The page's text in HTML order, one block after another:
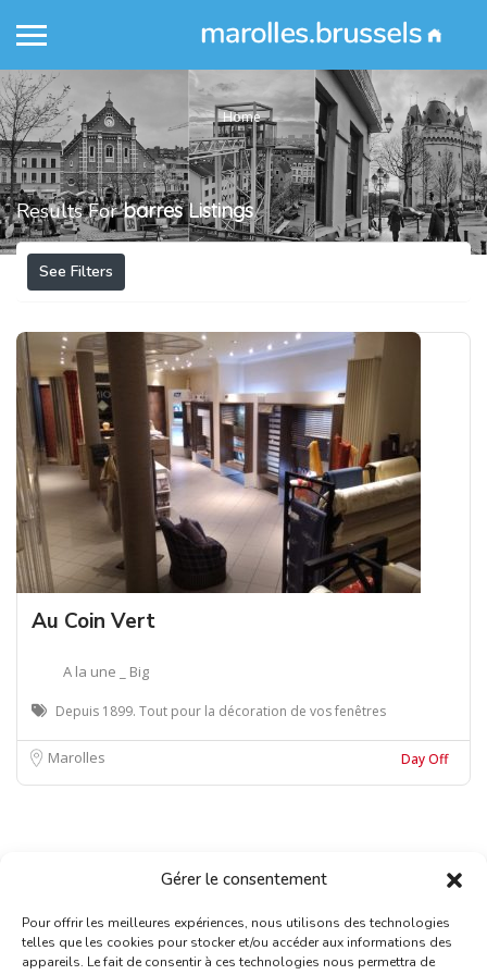
Gérer le consentement
Pour offrir les meilleures expériences, nous utilisons des technologies
telles que les cookies pour stocker et/ou accéder aux informations des
appareils. Le fait de consentir à ces technologies nous permettra de
Home
Results Forbarres Listings
See Filters
Au Coin Vert
A la une _ Big
Depuis 1899. Tout pour la décoration de vos fenêtres
Marolles Day Off